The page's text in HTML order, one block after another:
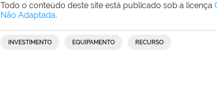
Todo o conteúdo deste site está publicado sob a licença
Não Adaptada.
INVESTIMENTO EQUIPAMENTO RECURSO